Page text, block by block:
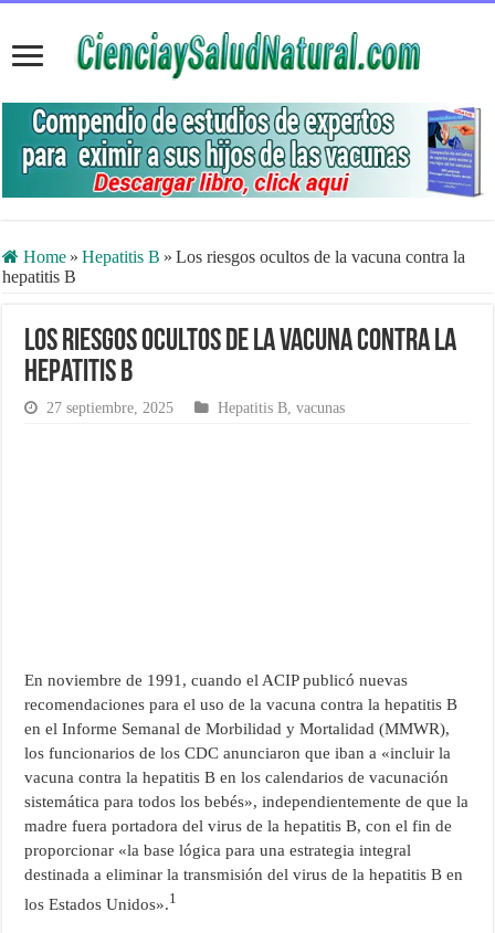
Home » Hepatitis B » Los riesgos ocultos de la vacuna contra la
hepatitis B
Los riesgos ocultos de la vacuna contra la
hepatitis B
27 septiembre, 2025 Hepatitis B ,vacunas
En noviembre de 1991, cuando el ACIP publicó nuevas
recomendaciones para el uso de la vacuna contra la hepatitis B
en el Informe Semanal de Morbilidad y Mortalidad (MMWR),
los funcionarios de los CDC anunciaron que iban a «incluir la
vacuna contra la hepatitis B en los calendarios de vacunación
sistemática para todos los bebés», independientemente de que la
madre fuera portadora del virus de la hepatitis B, con el fin de
proporcionar «la base lógica para una estrategia integral
destinada a eliminar la transmisión del virus de la hepatitis B en
los Estados Unidos».1